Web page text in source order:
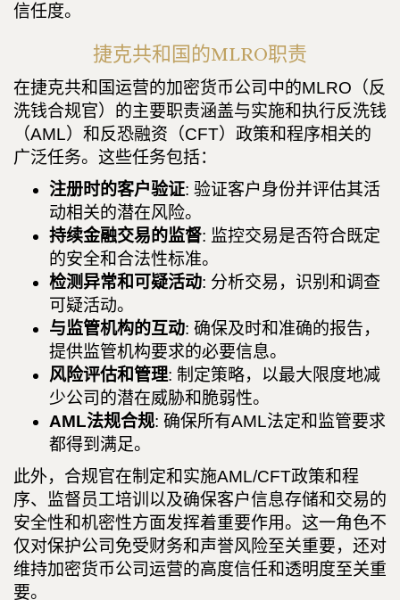
信任度。
捷克共和国的MLRO职责
在捷克共和国运营的加密货币公司中的MLRO（反
洗钱合规官）的主要职责涵盖与实施和执行反洗钱
（AML）和反恐融资（CFT）政策和程序相关的
广泛任务。这些任务包括：
注册时的客户验证: 验证客户身份并评估其活
动相关的潜在风险。
持续金融交易的监督: 监控交易是否符合既定
的安全和合法性标准。
检测异常和可疑活动: 分析交易，识别和调查
可疑活动。
与监管机构的互动: 确保及时和准确的报告，
提供监管机构要求的必要信息。
风险评估和管理: 制定策略，以最大限度地减
少公司的潜在威胁和脆弱性。
AML法规合规: 确保所有AML法定和监管要求
都得到满足。
此外，合规官在制定和实施AML/CFT政策和程
序、监督员工培训以及确保客户信息存储和交易的
安全性和机密性方面发挥着重要作用。这一角色不
仅对保护公司免受财务和声誉风险至关重要，还对
维持加密货币公司运营的高度信任和透明度至关重
要。